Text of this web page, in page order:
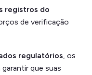
registros do
de verificação
regulatórios, os
que suas